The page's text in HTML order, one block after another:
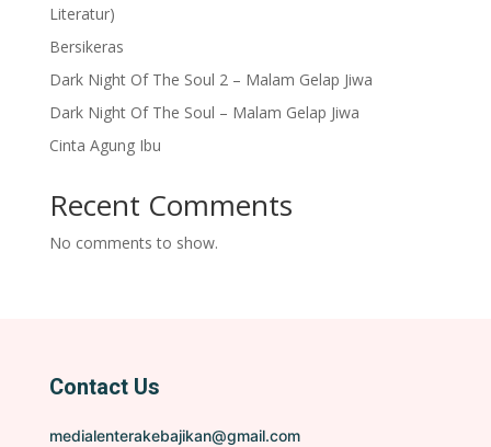
Literatur)
Bersikeras
Dark Night Of The Soul 2 – Malam Gelap Jiwa
Dark Night Of The Soul – Malam Gelap Jiwa
Cinta Agung Ibu
Recent Comments
No comments to show.
Contact Us
medialenterakebajikan@gmail.com